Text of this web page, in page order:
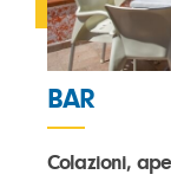
BAR
Colazioni,